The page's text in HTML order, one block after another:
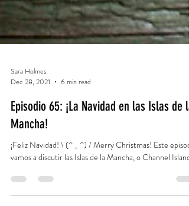
Sara Holmes
Dec 28, 2021
Episodio 65: ¡La Navidad en las Islas de la
vamos a discutir las Islas de la Mancha, o Channel